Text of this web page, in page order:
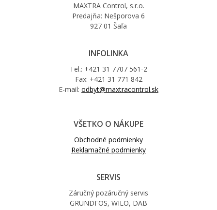
MAXTRA Control, s.r.o.
Predajňa: Nešporova 6
927 01 Šaľa
INFOLINKA
Tel.: +421 31 7707 561-2
Fax: +421 31 771 842
E-mail: odbyt@maxtracontrol.sk
VŠETKO O NÁKUPE
Obchodné podmienky
Reklamačné podmienky
SERVIS
Záručný pozáručný servis
GRUNDFOS, WILO, DAB